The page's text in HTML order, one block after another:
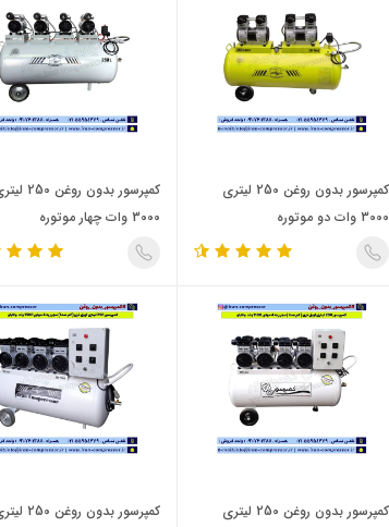
کمپرسور بدون روغن 250 لیتری
3000 وات دو موتوره
کمپرسور بدون روغن
3000 وات چهار موتوره
کمپرسور بدون روغن 250 لیتری
کمپرسور بدون روغن